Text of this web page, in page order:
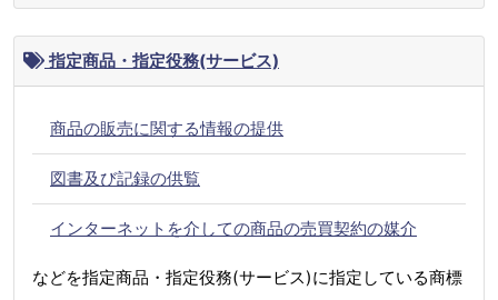
指定商品・指定役務(サービス)
商品の販売に関する情報の提供
図書及び記録の供覧
インターネットを介しての商品の売買契約の媒介
などを指定商品・指定役務(サービス)に指定している商標